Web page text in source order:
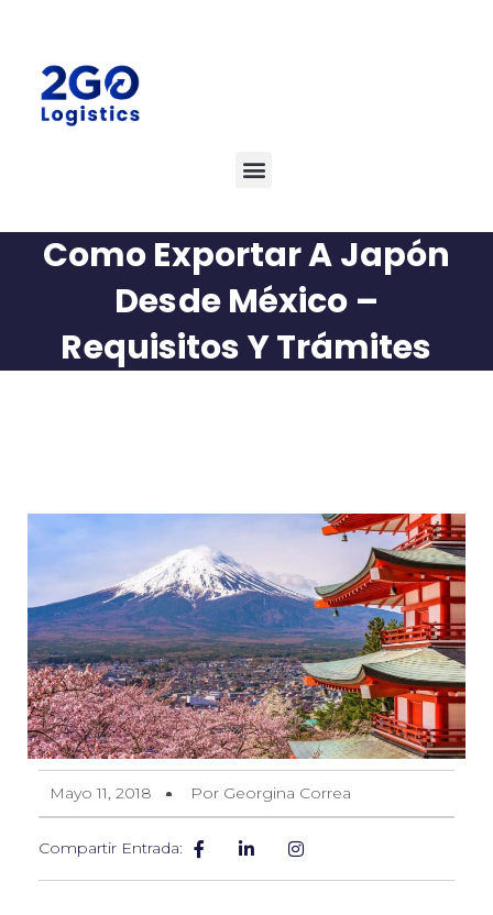
Como Exportar A Japón
Desde México –
Requisitos Y Trámites
Mayo 11, 2018 Por Georgina Correa
Compartir Entrada: